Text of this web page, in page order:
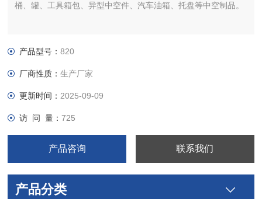
桶、罐、工具箱包、异型中空件、汽车油箱、托盘等中空制品。
产品型号：820
厂商性质：生产厂家
更新时间： 2025-09-09
访 问 量：725
产品咨询 联系我们
产品分类